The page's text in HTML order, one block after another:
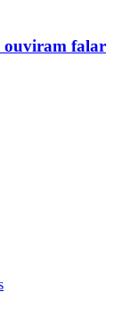
ouviram falar